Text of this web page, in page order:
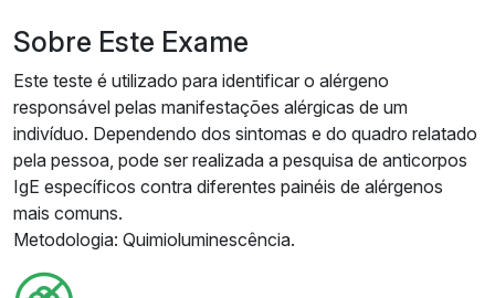
Sobre Este Exame
Este teste é utilizado para identificar o alérgeno
responsável pelas manifestações alérgicas de um
indivíduo. Dependendo dos sintomas e do quadro relatado
pela pessoa, pode ser realizada a pesquisa de anticorpos
IgE específicos contra diferentes painéis de alérgenos
mais comuns.
Metodologia: Quimioluminescência.